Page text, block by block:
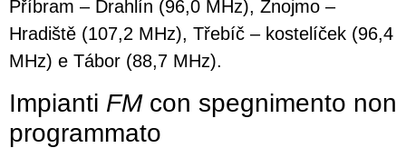
Příbram – Drahlín (96,0 MHz), Znojmo –
Hradiště (107,2 MHz), Třebíč – kostelíček (96,4
MHz) e Tábor (88,7 MHz).
Impianti FMcon spegnimento non
programmato